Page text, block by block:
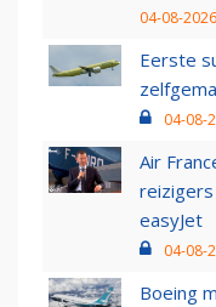
04-08-
Eerste
04-08-
Air
reizigers
easyJet
04-08-
Boeing